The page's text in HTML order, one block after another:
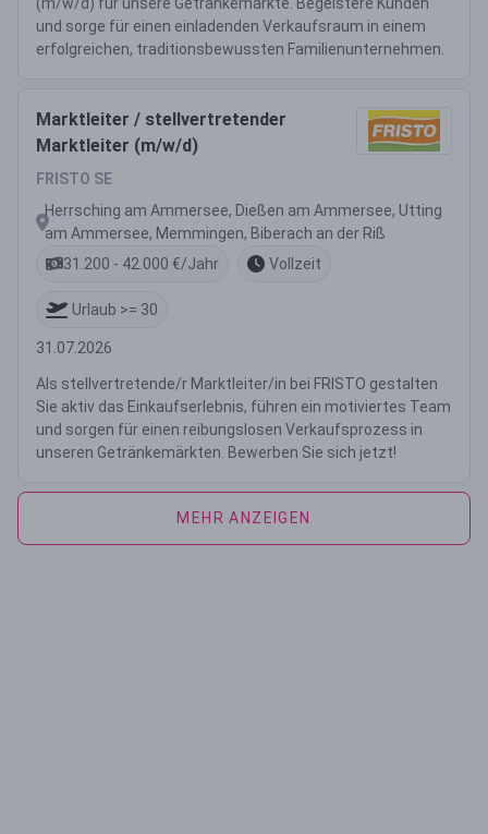
und sorge für einen einladenden Verkaufsraum in einem
erfolgreichen, traditionsbewussten Familienunternehmen.
Marktleiter / stellvertretender
Marktleiter (m/w/d)
FRISTO SE
Herrsching am Ammersee, Dießen am Ammersee, Utting
am Ammersee, Memmingen, Biberach an der Riß
31.200 - 42.000 €/Jahr
Vollzeit
Urlaub >= 30
31.07.2026
Als stellvertretende/r Marktleiter/in bei FRISTO gestalten
Sie aktiv das Einkaufserlebnis, führen ein motiviertes Team
und sorgen für einen reibungslosen Verkaufsprozess in
unseren Getränkemärkten. Bewerben Sie sich jetzt!
MEHR ANZEIGEN